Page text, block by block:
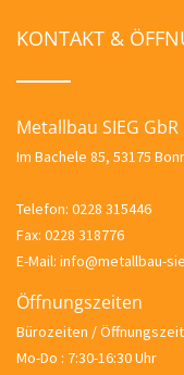
KONTAKT &
Metallbau SIEG GbR
Im Bachele 85, 53175
Telefon: 0228 315446
Fax: 0228 318776
E-Mail: info@metallbau-
Öffnungszeiten
Bürozeiten /
Mo-Do : 7:30-16:30 Uhr